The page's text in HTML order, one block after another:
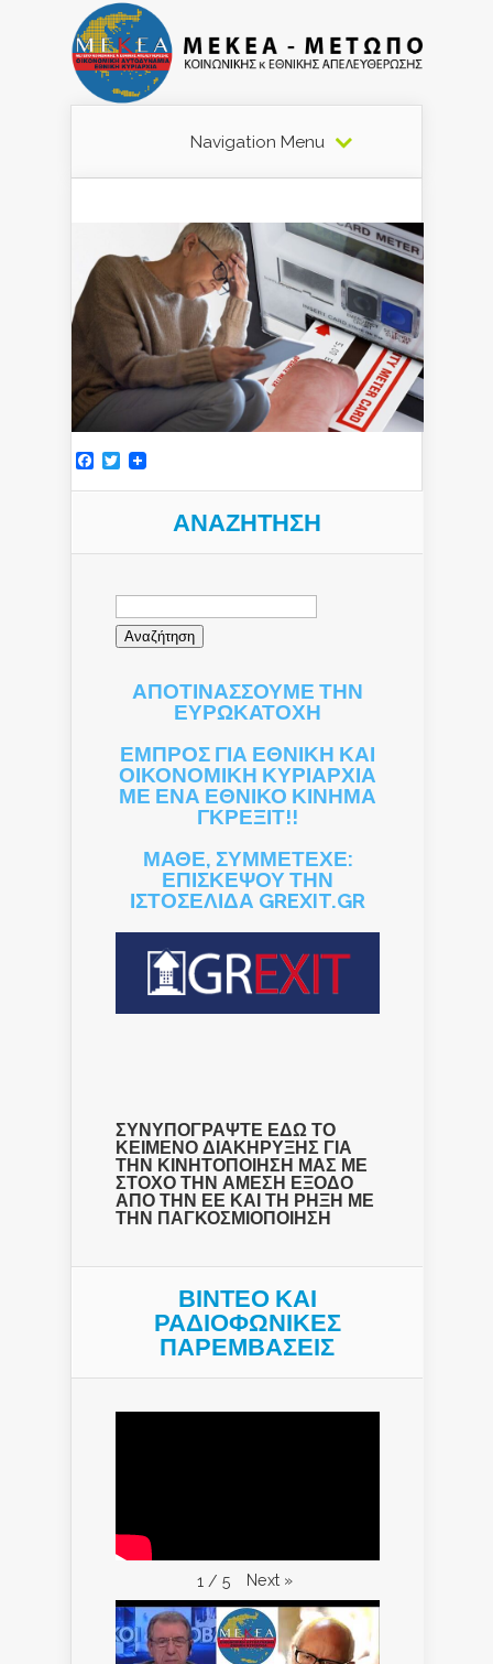
Navigation Menu
Facebook
Twitter
ΑΝΑΖΉΤΗΣΗ
Αναζήτηση
ΑΠΟΤΙΝΑΣΣΟΥΜΕ ΤΗΝ
ΕΥΡΩΚΑΤΟΧΗ
ΕΜΠΡΟΣ ΓΙΑ ΕΘΝΙΚΗ ΚΑΙ
ΟΙΚΟΝΟΜΙΚΗ ΚΥΡΙΑΡΧΙΑ
ΜΕ ΕΝΑ ΕΘΝΙΚΟ ΚΙΝΗΜΑ
ΓΚΡΕΞΙΤ!!
ΜΑΘΕ, ΣΥΜΜΕΤΕΧΕ:
ΕΠΙΣΚΕΨΟΥ ΤΗΝ
ΙΣΤΟΣΕΛΙΔΑ GREXIT.GR
ΣΥΝΥΠΟΓΡΑΨΤΕ ΕΔΩ ΤΟ
ΚΕΙΜΕΝΟ ΔΙΑΚΗΡΥΞΗΣ ΓΙΑ
ΤΗΝ ΚΙΝΗΤΟΠΟΙΗΣΗ ΜΑΣ ΜΕ
ΣΤΟΧΟ ΤΗΝ ΑΜΕΣΗ ΕΞΟΔΟ
ΑΠΟ ΤΗΝ ΕΕ ΚΑΙ ΤΗ ΡΗΞΗ ΜΕ
ΤΗΝ ΠΑΓΚΟΣΜΙΟΠΟΙΗΣΗ
ΒΙΝΤΕΟ ΚΑΙ
ΡΑΔΙΟΦΩΝΙΚΕΣ
ΠΑΡΕΜΒΑΣΕΙΣ
1 / 5 Next »